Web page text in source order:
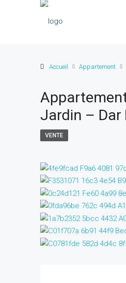
Accueil Appartement
Jardin – Dar
VENTE